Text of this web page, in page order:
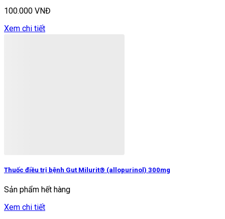
100.000 VNĐ
Xem chi tiết
Thuốc điều trị bệnh Gut Milurit® (allopurinol) 300mg
Sản phẩm hết hàng
Xem chi tiết